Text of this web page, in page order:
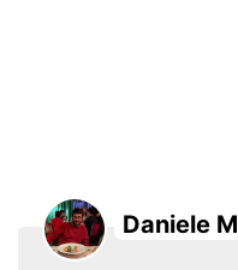
Daniele